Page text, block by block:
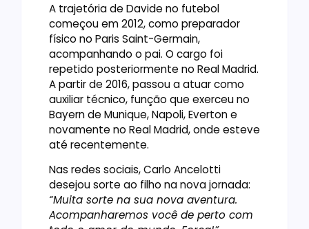
A trajetória de Davide no futebol
começou em 2012, como preparador
físico no Paris Saint-Germain,
acompanhando o pai. O cargo foi
repetido posteriormente no Real Madrid.
A partir de 2016, passou a atuar como
auxiliar técnico, função que exerceu no
Bayern de Munique, Napoli, Everton e
novamente no Real Madrid, onde esteve
até recentemente.
Nas redes sociais, Carlo Ancelotti
desejou sorte ao filho na nova jornada:
“Muita sorte na sua nova aventura.
Acompanharemos você de perto com